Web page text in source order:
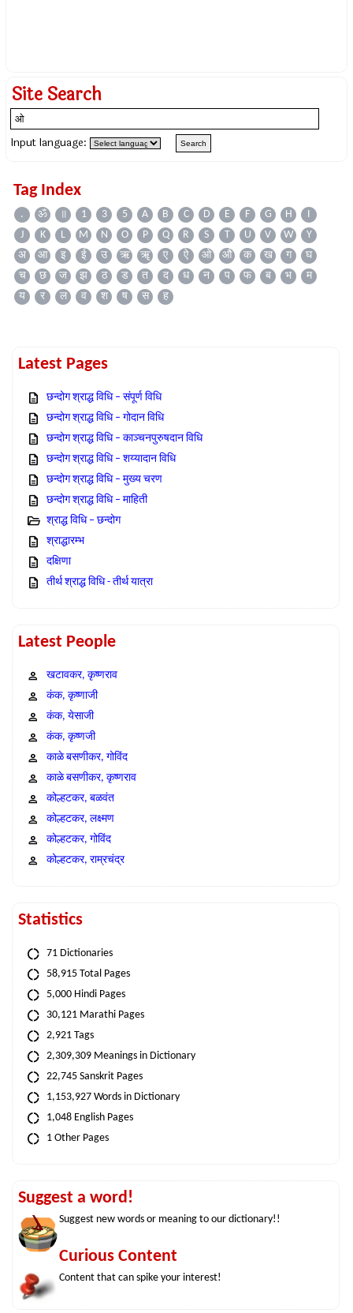
Site Search
Input language:
Tag Index
. ॐ ॥ 1 3 5 A B C D E F G H
I
J
K L M N O P Q R S T U V W
Y
अ
आ इ ई उ ऋ ॠ ए ऐ ओ औ क ख ग
घ
च
छ ज झ ठ ड त द ध न प फ ब भ
म
य
र ल व श ष स ह
Latest Pages
छन्दोग श्राद्ध विधि – संपूर्ण विधि
छन्दोग श्राद्ध विधि – गोदान विधि
छन्दोग श्राद्ध विधि – काञ्चनपुरुषदान विधि
छन्दोग श्राद्ध विधि – शय्यादान विधि
छन्दोग श्राद्ध विधि – मुख्य चरण
छन्दोग श्राद्ध विधि – माहिती
श्राद्ध विधि – छन्दोग
श्राद्धारम्भ
दक्षिणा
तीर्थ श्राद्ध विधि - तीर्थ यात्रा
Latest People
खटावकर, कृष्णराव
कंक, कृष्णाजी
कंक, येसाजी
कंक, कृष्णजी
काळे बसणीकर, गोविंद
काळे बसणीकर, कृष्णराव
कोल्हटकर, बळवंत
कोल्हटकर, लक्ष्मण
कोल्हटकर, गोविंद
कोल्हटकर, राम्रचंद्र
Statistics
71 Dictionaries
58,915 Total Pages
5,000 Hindi Pages
30,121 Marathi Pages
2,921 Tags
2,309,309 Meanings in Dictionary
22,745 Sanskrit Pages
1,153,927 Words in Dictionary
1,048 English Pages
1 Other Pages
Suggest a word!
Suggest new words or meaning to our dictionary!!
Curious Content
Content that can spike your interest!